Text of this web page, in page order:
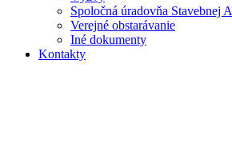
Spoločná úradovňa Stavebnej
Verejné obstarávanie
Iné dokumenty
Kontakty